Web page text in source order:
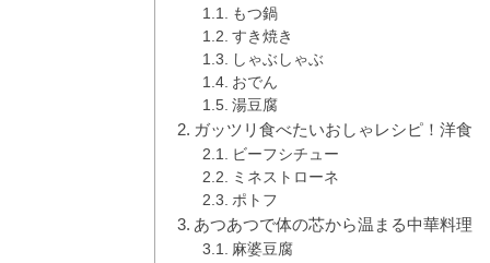
もつ鍋
すき焼き
しゃぶしゃぶ
おでん
湯豆腐
ガッツリ食べたいおしゃレシピ！洋食
ビーフシチュー
ミネストローネ
ポトフ
あつあつで体の芯から温まる中華料理
麻婆豆腐